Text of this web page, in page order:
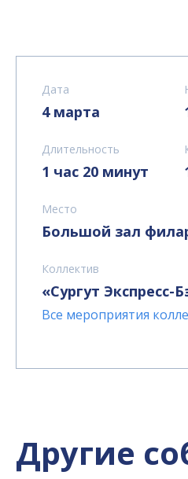
Дата
4 марта
Длительность
1 час 20 минут
Место
Большой зал
Коллектив
«Сургут Экспресс-
Все мероприятия
Другие